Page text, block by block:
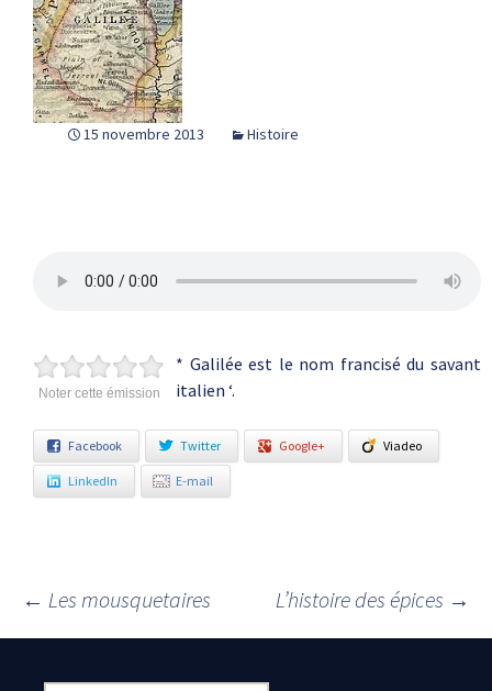
15 novembre 2013 Histoire
Noter cette émission
* Galilée est le nom francisé du savant
italien ‘.
Facebook Twitter Google+ Viadeo
LinkedIn E-mail
Navigation des articles
← Les mousquetaires L’histoire des épices →